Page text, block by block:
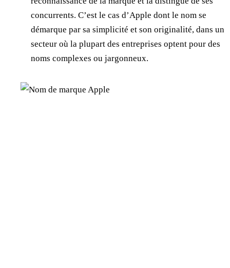
concurrents. C’est le cas d’Apple dont le nom se
démarque par sa simplicité et son originalité, dans un
secteur où la plupart des entreprises optent pour des
noms complexes ou jargonneux.